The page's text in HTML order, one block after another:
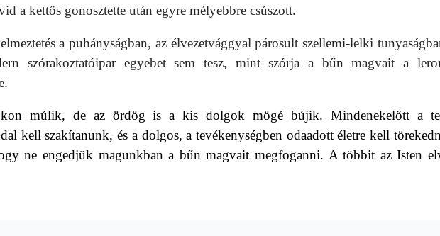
a kettős gonosztette után egyre mélyebbre csúszott.
a puhányságban, az élvezetvággyal párosult szellemi-lelki
szórakoztatóipar egyebet sem tesz, mint szórja a bűn magvait a
múlik, de az ördög is a kis dolgok mögé bújik. Mindenekelőtt a
kell szakítanunk, és a dolgos, a tevékenységben odaadott életre kell
ne engedjük magunkban a bűn magvait megfoganni. A többit az Isten